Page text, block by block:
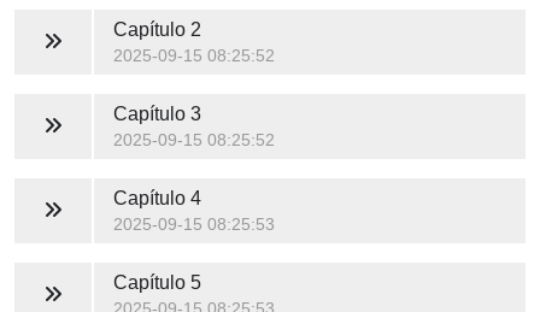
Capítulo 2
2025-09-15 08:25:52
Capítulo 3
2025-09-15 08:25:52
Capítulo 4
2025-09-15 08:25:53
Capítulo 5